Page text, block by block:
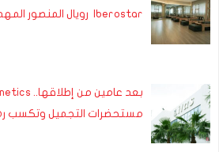
Iberostar رويال المنصور المهدية يطلق Pila…
مستحضرات التجميل وتكسب